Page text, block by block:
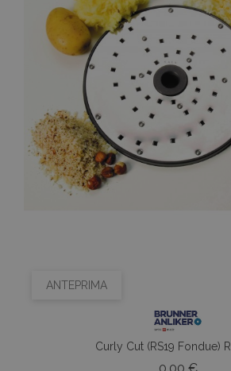
ANTEPRIMA
Curly Cut (RS19 Fondue)
Prezzo